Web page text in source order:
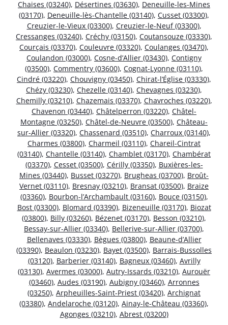
Chaises (03240), Désertines (03630), Deneuille-les-Mines
(03170), Deneuille-lès-Chantelle (03140), Cusset (03300),
Creuzier-le-Vieux (03300), Creuzier-le-Neuf (03300),
Cressanges (03240), Créchy (03150), Coutansouze (03330),
Courçais (03370), Couleuvre (03320), Coulanges (03470),
Coulandon (03000), Cosne-d’Allier (03430), Contigny
(03500), Commentry (03600), Cognat-Lyonne (03110),
Cindré (03220), Chouvigny (03450), Chirat-l’Église (03330),
Chézy (03230), Chezelle (03140), Chevagnes (03230),
Chemilly (03210), Chazemais (03370), Chavroches (03220),
Chavenon (03440), Châtelperron (03220), Châtel-
Montagne (03250), Châtel-de-Neuvre (03500), Château-
sur-Allier (03320), Chassenard (03510), Charroux (03140),
Charmes (03800), Charmeil (03110), Chareil-Cintrat
(03140), Chantelle (03140), Chamblet (03170), Chambérat
(03370), Cesset (03500), Cérilly (03350), Buxières-les-
Mines (03440), Busset (03270), Brugheas (03700), Broût-
Vernet (03110), Bresnay (03210), Bransat (03500), Braize
(03360), Bourbon-l’Archambault (03160), Bouce (03150),
Bost (03300), Blomard (03390), Bizeneuille (03170), Biozat
(03800), Billy (03260), Bézenet (03170), Besson (03210),
Bessay-sur-Allier (03340), Bellerive-sur-Allier (03700),
Bellenaves (03330), Bègues (03800), Beaune-d’Allier
(03390), Beaulon (03230), Bayet (03500), Barrais-Bussolles
(03120), Barberier (03140), Bagneux (03460), Avrilly
(03130), Avermes (03000), Autry-Issards (03210), Aurouër
(03460), Audes (03190), Aubigny (03460), Arronnes
(03250), Arpheuilles-Saint-Priest (03420), Archignat
(03380), Andelaroche (03120), Ainay-le-Château (03360),
Agonges (03210), Abrest (03200)